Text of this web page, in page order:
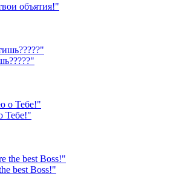
объятия!"
Тебе!"
best Boss!"